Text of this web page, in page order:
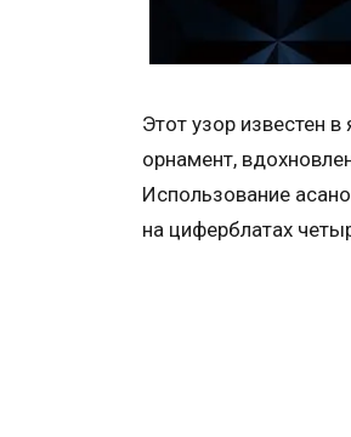
Этот узор известен
орнамент,
Использование
на циферблатах